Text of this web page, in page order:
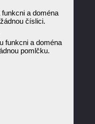
a doména
číslici.
funkcni a doména
pomlčku.